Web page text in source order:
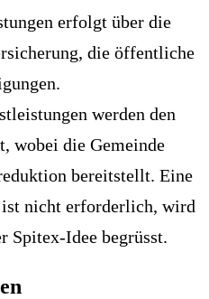
erfolgt über die
die öffentliche
werden den
wobei die Gemeinde
bereitstellt. Eine
nicht erforderlich, wird
Spitex-Idee begrüsst.